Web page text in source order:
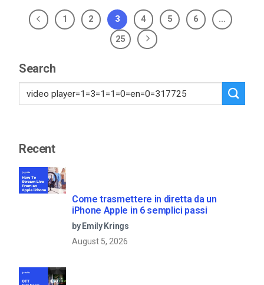
1 2 3 4 5 6
…
25
Search
Recent
Come trasmettere in diretta da un
iPhone Apple in 6 semplici passi
by Emily Krings
August 5, 2026